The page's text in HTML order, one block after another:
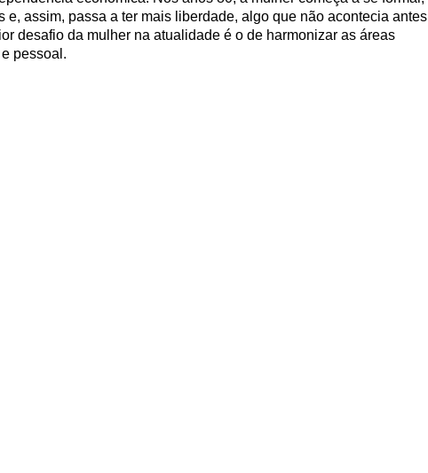
e, assim, passa a ter mais liberdade, algo que não acontecia antes
desafio da mulher na atualidade é o de harmonizar as áreas
pessoal.